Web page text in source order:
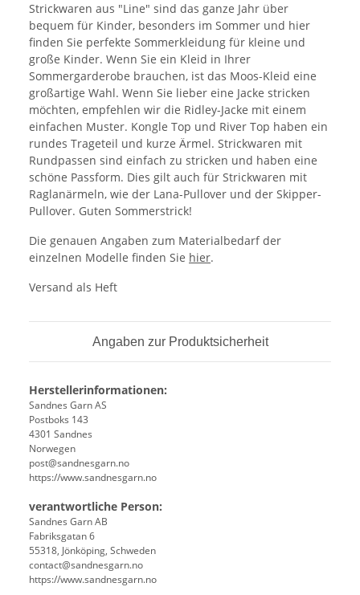
Strickwaren aus "Line" sind das ganze Jahr über
bequem für Kinder, besonders im Sommer und hier
finden Sie perfekte Sommerkleidung für kleine und
große Kinder. Wenn Sie ein Kleid in Ihrer
Sommergarderobe brauchen, ist das Moos-Kleid eine
großartige Wahl. Wenn Sie lieber eine Jacke stricken
möchten, empfehlen wir die Ridley-Jacke mit einem
einfachen Muster. Kongle Top und River Top haben ein
rundes Trageteil und kurze Ärmel. Strickwaren mit
Rundpassen sind einfach zu stricken und haben eine
schöne Passform. Dies gilt auch für Strickwaren mit
Raglanärmeln, wie der Lana-Pullover und der Skipper-
Pullover. Guten Sommerstrick!
Die genauen Angaben zum Materialbedarf der
einzelnen Modelle finden Sie hier.
Versand als Heft
Angaben zur Produktsicherheit
Herstellerinformationen:
Sandnes Garn AS
Postboks 143
4301 Sandnes
Norwegen
post@sandnesgarn.no
https://www.sandnesgarn.no
verantwortliche Person:
Sandnes Garn AB
Fabriksgatan 6
55318, Jönköping, Schweden
contact@sandnesgarn.no
https://www.sandnesgarn.no